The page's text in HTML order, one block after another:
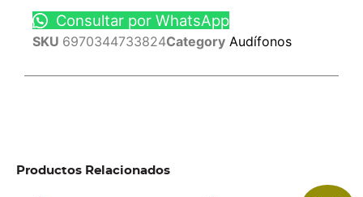
Consultar por WhatsApp
SKU 6970344733824Category Audífonos
Productos Relacionados